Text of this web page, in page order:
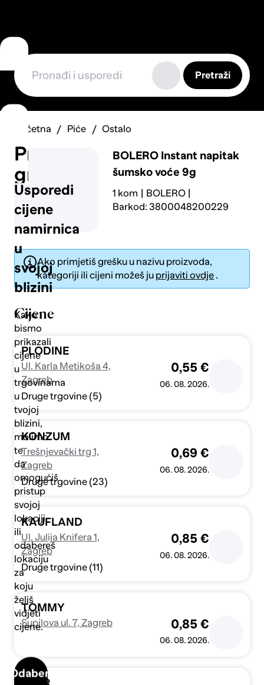
Usporedi
cijene
namirnica
u
svojoj
blizini
Kako
bismo
prikazali
cijene
u
trgovinama
u
tvojoj
blizini,
molimo
te
da
omogućiš
pristup
svojoj
lokaciji
ili
odabereš
lokaciju
za
koju
želiš
vidjeti
cijene.
Odaberi
Prijavi
grešku
Pošalji
Pretraži
Početna Piće Ostalo
BOLERO Instant napitak
šumsko voće 9g
1 kom
BOLERO
Barkod: 3800048200229
Ako primjetiš grešku u nazivu proizvoda,
kategoriji ili cijeni možeš ju prijaviti ovdje .
Cijene
PLODINE
Ul. Karla Metikoša 4,
Zagreb
Druge trgovine (5)
0,55 €
06. 08. 2026.
KONZUM
Trešnjevački trg 1,
Zagreb
Druge trgovine (23)
0,69 €
06. 08. 2026.
KAUFLAND
Ul. Julija Knifera 1,
Zagreb
Druge trgovine (11)
0,85 €
06. 08. 2026.
TOMMY
Supilova ul. 7, Zagreb 0,85 €
06. 08. 2026.